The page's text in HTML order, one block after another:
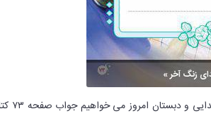
با سلام خدمت همه دانش آموزان